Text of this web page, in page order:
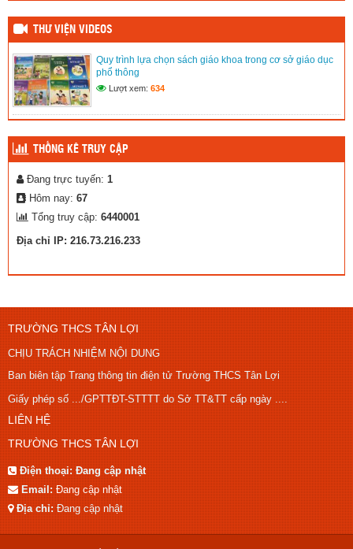
(02/03/2020)
THƯ VIỆN VIDEOS
Quy trình lựa chọn sách giáo khoa trong cơ sở giáo dục
phổ thông
Lượt xem: 634
THỐNG KÊ TRUY CẬP
Đang trực tuyến: 1
Hôm nay: 67
Tổng truy cập: 6440001
Địa chỉ IP: 216.73.216.233
TRƯỜNG THCS TÂN LỢI
CHỊU TRÁCH NHIỆM NỘI DUNG
Ban biên tập Trang thông tin điện tử Trường THCS Tân Lợi
Giấy phép số .../GPTTĐT-STTTT do Sở TT&TT cấp ngày ....
LIÊN HỆ
TRƯỜNG THCS TÂN LỢI
Điện thoại:Đang cập nhật
Email:Đang cập nhật
Địa chỉ:Đang cập nhật